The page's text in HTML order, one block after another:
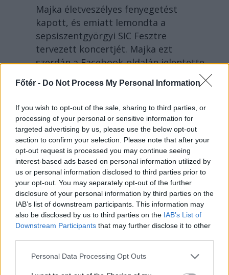
Főtér - Do Not Process My Personal Information
If you wish to opt-out of the sale, sharing to third parties, or
processing of your personal or sensitive information for
targeted advertising by us, please use the below opt-out
section to confirm your selection. Please note that after your
opt-out request is processed you may continue seeing
interest-based ads based on personal information utilized by
us or personal information disclosed to third parties prior to
your opt-out. You may separately opt-out of the further
disclosure of your personal information by third parties on the
IAB’s list of downstream participants. This information may
also be disclosed by us to third parties on the IAB’s List of
Downstream Participants that may further disclose it to other
Personal Data Processing Opt Outs
Majka életveszélyes fenyegetést
kapott, és emiatt lemondta a
sepsiszentgyörgyi SIC Fesztre
tervezett koncertjét. Majka ezt
szerdán a Facebook-oldalán jelentette
FŐTÉR
A Román Rendőrség azt